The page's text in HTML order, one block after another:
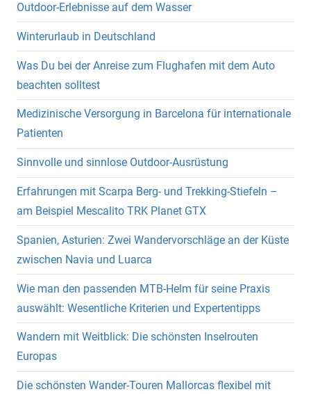
Outdoor-Erlebnisse auf dem Wasser
Winterurlaub in Deutschland
Was Du bei der Anreise zum Flughafen mit dem Auto
beachten solltest
Medizinische Versorgung in Barcelona für internationale
Patienten
Sinnvolle und sinnlose Outdoor-Ausrüstung
Erfahrungen mit Scarpa Berg- und Trekking-Stiefeln –
am Beispiel Mescalito TRK Planet GTX
Spanien, Asturien: Zwei Wandervorschläge an der Küste
zwischen Navia und Luarca
Wie man den passenden MTB-Helm für seine Praxis
auswählt: Wesentliche Kriterien und Expertentipps
Wandern mit Weitblick: Die schönsten Inselrouten
Europas
Die schönsten Wander-Touren Mallorcas flexibel mit